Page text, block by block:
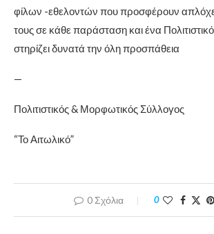
φίλων -εθελοντών που προσφέρουν
τους σε κάθε παράσταση και ένα
στηρίζει δυνατά την όλη προσπάθεια
—
Πολιτιστικός & Μορφωτικός Σύλλογος
“Το Αιτωλικό”
0 Σχόλια 0